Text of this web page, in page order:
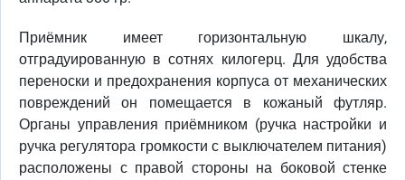
Приёмник имеет горизонтальную шкалу,
отградуированную в сотнях килогерц. Для удобства
переноски и предохранения корпуса от механических
повреждений он помещается в кожаный футляр.
Органы управления приёмником (ручка настройки и
ручка регулятора громкости с выключателем питания)
расположены с правой стороны на боковой стенке